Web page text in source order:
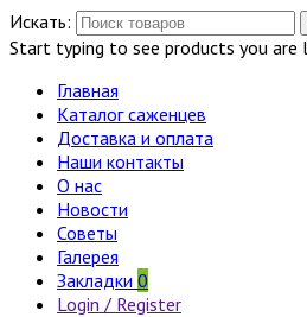
Искать:
Start typing to see products you are
Главная
Каталог саженцев
Доставка и оплата
Наши контакты
О нас
Новости
Советы
Галерея
Закладки 0
Login / Register